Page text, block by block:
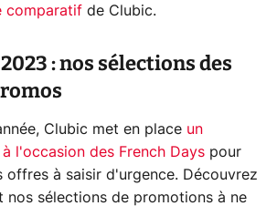
comparatif de Clubic.
: nos sélections des
Clubic met en place un
l'occasion des French Days pour
offres à saisir d'urgence. Découvrez
nos sélections de promotions à ne